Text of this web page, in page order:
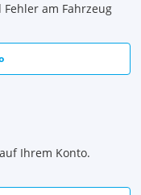
am Fahrzeug
Ihrem Konto.